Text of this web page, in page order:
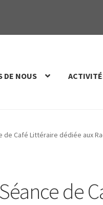
DE NOUS
de Café Littéraire dédiée aux
de